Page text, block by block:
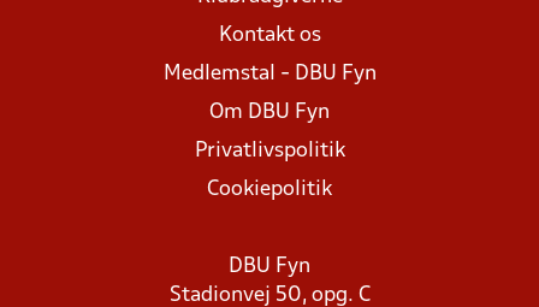
Kontakt os
Medlemstal - DBU Fyn
Om DBU Fyn
Privatlivspolitik
Cookiepolitik
DBU Fyn
Stadionvej 50, opg. C